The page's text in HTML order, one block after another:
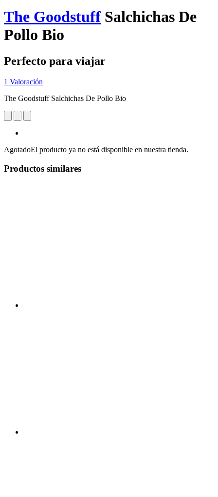
The Goodstuff Salchichas De
Pollo Bio
Perfecto para viajar
1 Valoración
The Goodstuff Salchichas De Pollo Bio
AgotadoEl producto ya no está disponible en nuestra tienda.
Productos similares